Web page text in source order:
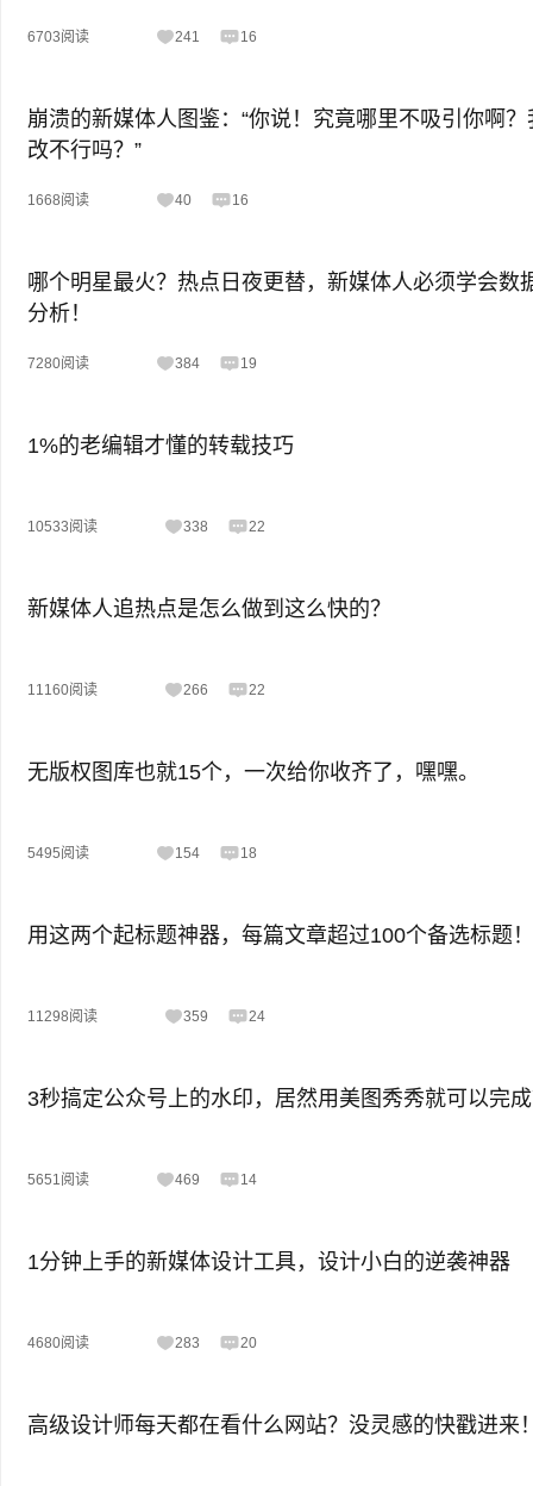
6703阅读 241 16
崩溃的新媒体人图鉴：“你说！究竟哪里不吸引你啊？
改不行吗？”
1668阅读 40 16
哪个明星最火？热点日夜更替，新媒体人必须学会数
分析！
7280阅读 384 19
1%的老编辑才懂的转载技巧
10533阅读 338 22
新媒体人追热点是怎么做到这么快的？
11160阅读 266 22
无版权图库也就15个，一次给你收齐了，嘿嘿。
5495阅读 154 18
用这两个起标题神器，每篇文章超过100个备选标题！
11298阅读 359 24
3秒搞定公众号上的水印，居然用美图秀秀就可以完
5651阅读 469 14
1分钟上手的新媒体设计工具，设计小白的逆袭神器
4680阅读 283 20
高级设计师每天都在看什么网站？没灵感的快戳进来